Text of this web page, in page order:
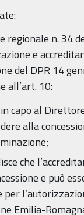
regionale n. 34
e
del DPR 14
all’art. 10:
capo al
alla
che
e può
per
Emilia-